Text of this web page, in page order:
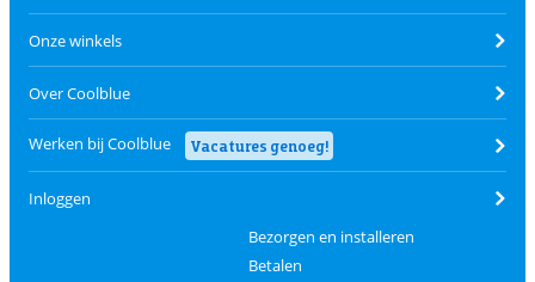
Onze winkels
Over Coolblue
Werken bij Coolblue Vacatures genoeg!
Inloggen
Bezorgen en installeren
Betalen